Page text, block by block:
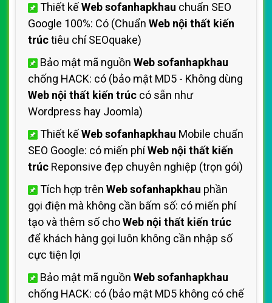
Thiết kếWeb sofanhapkhau chuẩn SEO
Google 100%: Có (Chuẩn Web nội thất kiến
trúctiêu chí SEOquake)
Bảo mật mã nguồn Web sofanhapkhau
chống HACK: có (bảo mật MD5 - Không dùng
Web nội thất kiến trúc có sẵn như
Wordpress hay Joomla)
Thiết kếWeb sofanhapkhau Mobile chuẩn
SEO Google: có miến phíWeb nội thất kiến
trúc Reponsive đẹp chuyên nghiệp (trọn gói)
Tích hợp trên Web sofanhapkhau phần
gọi điện mà không cần bấm số: có miến phí
tạo và thêm số choWeb nội thất kiến trúc
để khách hàng gọi luôn không cần nhập số
cực tiện lợi
Bảo mật mã nguồn Web sofanhapkhau
chống HACK: có (bảo mật MD5 không có chế